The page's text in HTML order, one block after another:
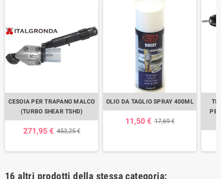
CESOIA PER TRAPANO MALCO
(TURBO SHEAR TSHD)
271,95 € 453,25 €
OLIO DA TAGLIO SPRAY 400ML
11,50 € 17,69 €
16 altri prodotti della stessa categoria: